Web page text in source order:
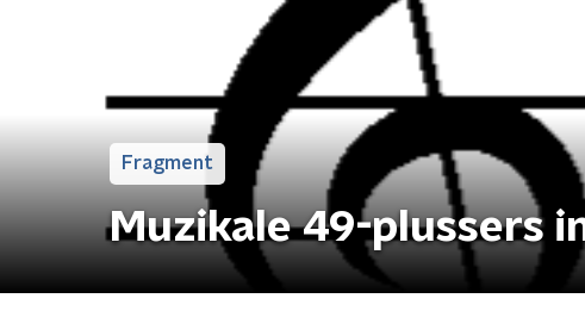
Fragment
Muzikale 49-plussers